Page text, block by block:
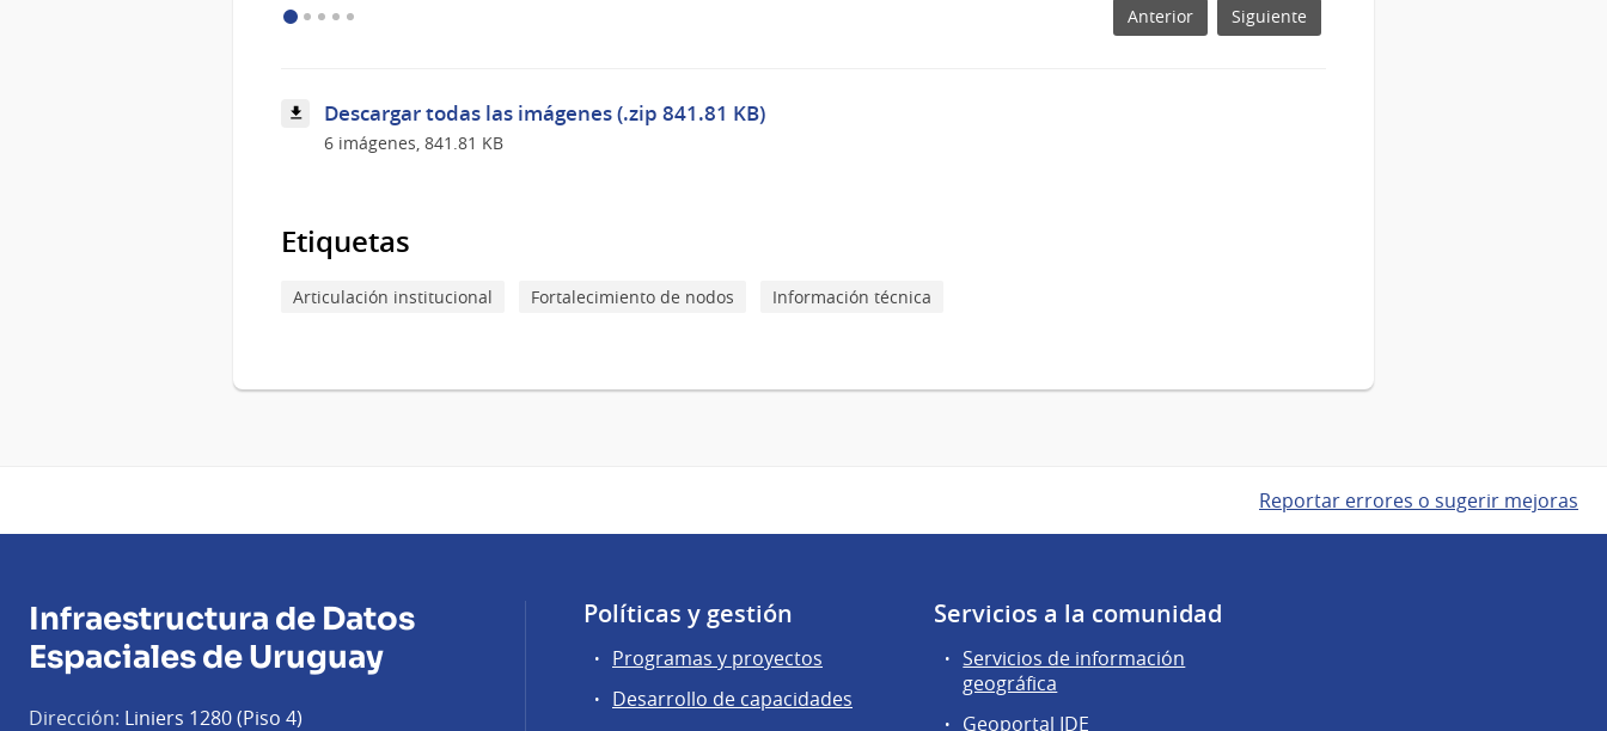
Pekin
-
Pekin
Anterior Siguiente
Descargar todas las imágenes (.zip 841.81 KB)
6 imágenes, 841.81 KB
Etiquetas
Articulación institucional Fortalecimiento de nodos Información técnica
Reportar errores o sugerir mejoras
Infraestructura de Datos
Espaciales de Uruguay
Dirección: Liniers 1280 (Piso 4)
Políticas y gestión
Programas y proyectos
Desarrollo de capacidades
Servicios a la comunidad
Servicios de información
geográfica
Geoportal IDE